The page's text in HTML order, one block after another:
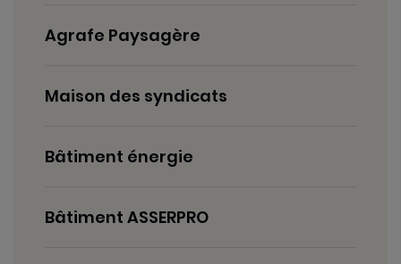
Agrafe Paysagère
Maison des syndicats
Bâtiment énergie
Bâtiment ASSERPRO
Mixte